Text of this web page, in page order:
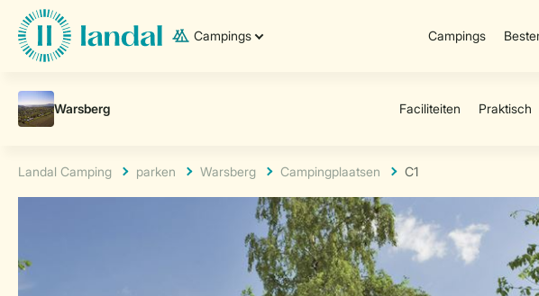
Campings Campings
Landal Camping parken Warsberg Campingplaatsen C1